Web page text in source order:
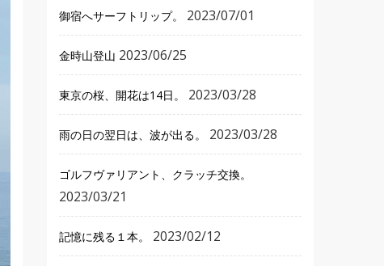
御宿へサーフトリップ。 2023/07/01
金時山登山 2023/06/25
東京の桜、開花は14日。 2023/03/28
雨の日の翌日は、波が出る。 2023/03/28
ゴルフヴァリアント、クラッチ交換。
2023/03/21
記憶に残る１本。 2023/02/12